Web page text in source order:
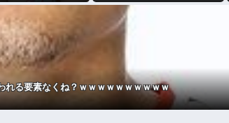
·？」ﾊﾟｼｬｯ
れる要素なくね？ｗｗｗｗｗｗｗｗｗｗ